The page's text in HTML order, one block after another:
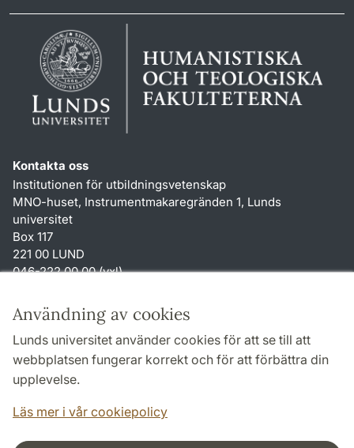
Användning av cookies
Lunds universitet använder cookies för att se till att
webbplatsen fungerar korrekt och för att förbättra din
upplevelse.
Läs mer i vår cookiepolicy
Kontakta oss
Institutionen för utbildningsvetenskap
MNO-huset, Instrumentmakaregränden 1, Lunds
universitet
Box 117
221 00 LUND
046-222 00 00 (vxl)
Om webbplatsen och cookies
Tillgänglighetsredogörelse